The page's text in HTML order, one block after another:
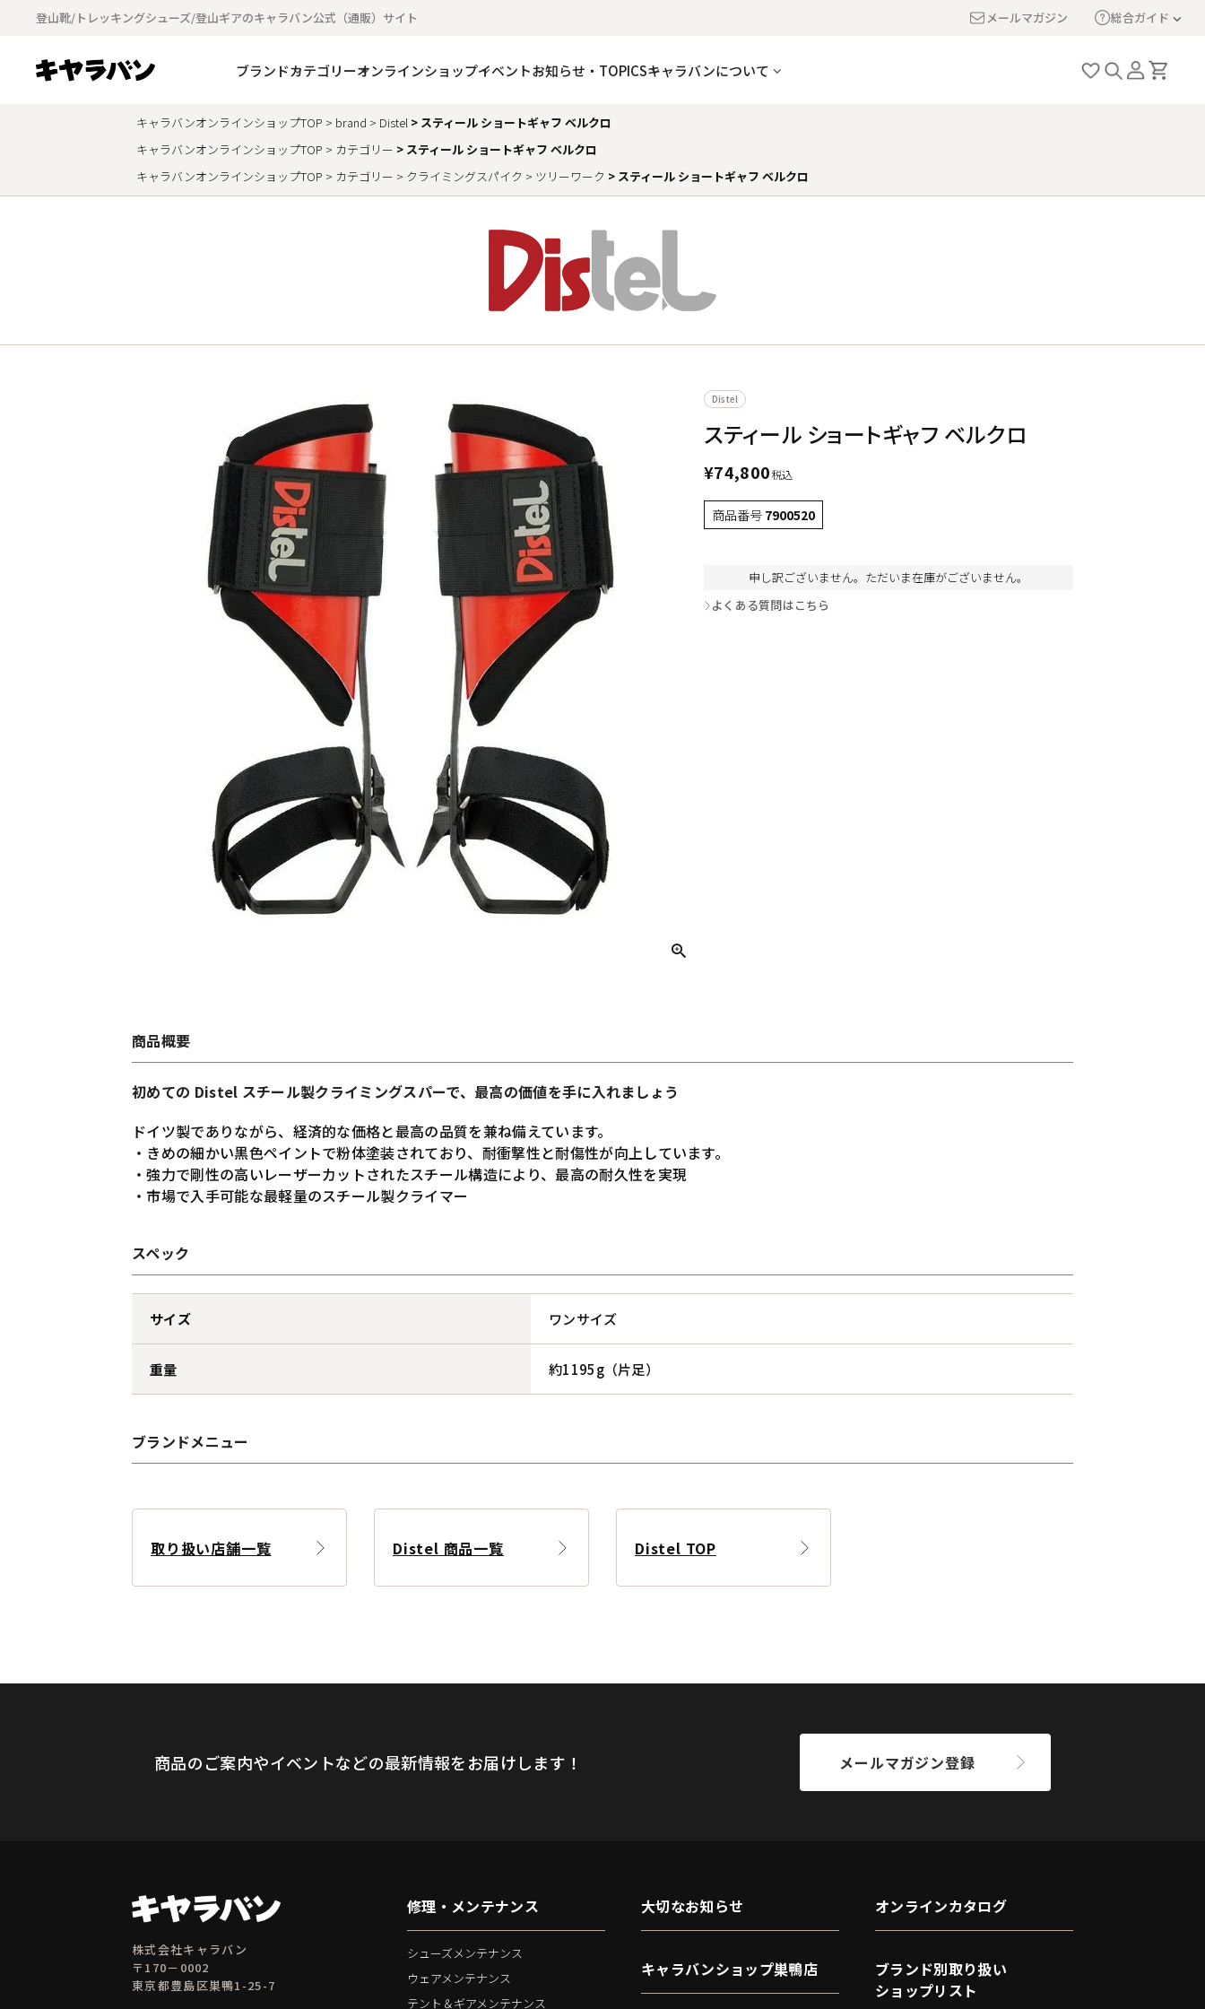
登山靴/トレッキングシューズ/登山ギアのキャラバン公式（通販）サイト メールマガジン 総合ガイド
ブランドカテゴリーオンラインショップイベントお知らせ・TOPICSキャラバンについて
キャラバンオンラインショップTOP brand Distel
スティール ショートギャフ ベルクロ
キャラバンオンラインショップTOP
カテゴリー
スティール ショートギャフ ベルクロ
キャラバンオンラインショップTOP
カテゴリー クライミングスパイク ツリーワーク スティール ショートギャフ ベルクロ
Distel
スティール ショートギャフ ベルクロ
¥74,800税込
商品番号 7900520
申し訳ございません。ただいま在庫がございません。
よくある質問はこちら
商品概要
初めての Distel スチール製クライミングスパーで、最高の価値を手に入れましょう
ドイツ製でありながら、経済的な価格と最高の品質を兼ね備えています。
・きめの細かい黒色ペイントで粉体塗装されており、耐衝撃性と耐傷性が向上しています。
・強力で剛性の高いレーザーカットされたスチール構造により、最高の耐久性を実現
・市場で入手可能な最軽量のスチール製クライマー
スペック
サイズ ワンサイズ
重量 約1195g（片足）
ブランドメニュー
取り扱い店舗一覧 Distel 商品一覧 Distel TOP
商品のご案内やイベントなどの最新情報をお届けします！ メールマガジン登録
株式会社キャラバン
〒170－0002
東京都豊島区巣鴨1-25-7
修理・メンテナンス
シューズメンテナンス
ウェアメンテナンス
テント＆ギアメンテナンス
大切なお知らせ
キャラバンショップ巣鴨店
オンラインカタログ
ブランド別取り扱い
ショップリスト